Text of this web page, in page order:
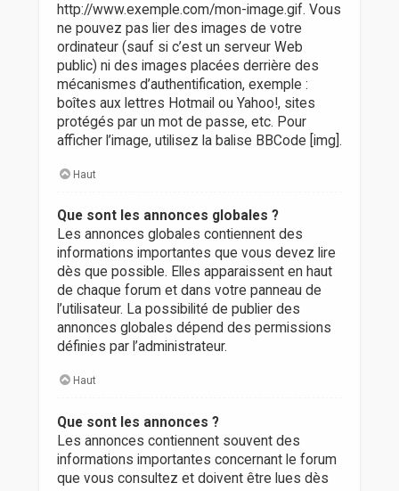
http://www.exemple.com/mon-image.gif. Vous
ne pouvez pas lier des images de votre
ordinateur (sauf si c’est un serveur Web
public) ni des images placées derrière des
mécanismes d’authentification, exemple :
boîtes aux lettres Hotmail ou Yahoo!, sites
protégés par un mot de passe, etc. Pour
afficher l’image, utilisez la balise BBCode [img].
Haut
Que sont les annonces globales ?
Les annonces globales contiennent des
informations importantes que vous devez lire
dès que possible. Elles apparaissent en haut
de chaque forum et dans votre panneau de
l’utilisateur. La possibilité de publier des
annonces globales dépend des permissions
définies par l’administrateur.
Haut
Que sont les annonces ?
Les annonces contiennent souvent des
informations importantes concernant le forum
que vous consultez et doivent être lues dès